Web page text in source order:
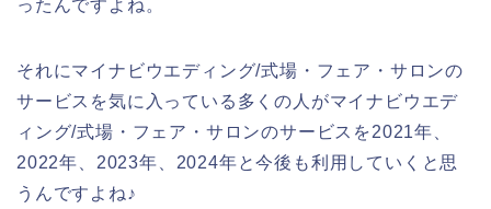
ったんですよね。
それにマイナビウエディング/式場・フェア・サロンの
サービスを気に入っている多くの人がマイナビウエデ
ィング/式場・フェア・サロンのサービスを2021年、
2022年、2023年、2024年と今後も利用していくと思
うんですよね♪